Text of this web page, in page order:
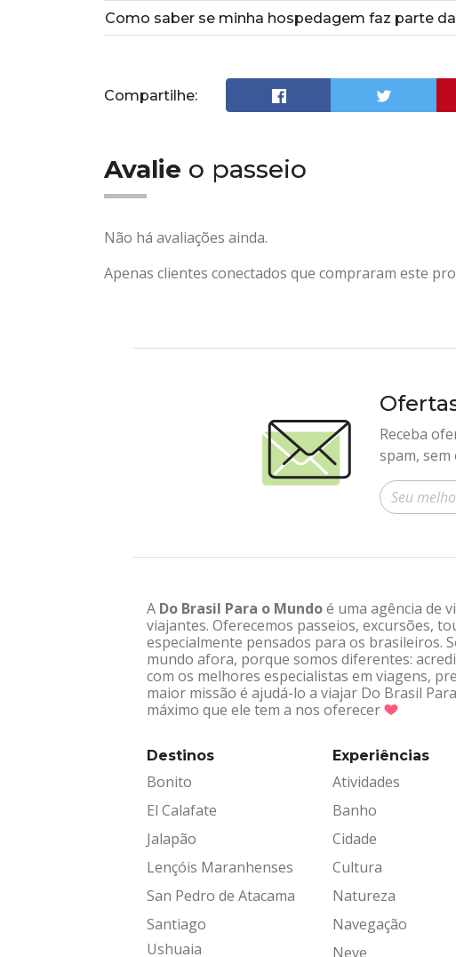
Como saber se minha hospedagem faz parte
Compartilhe:
Avalie o passeio
Não há avaliações ainda.
Apenas clientes conectados que compraram este
Receba
spam,
Insira seu
A Do Brasil Para o Mundoé uma agência de
viajantes. Oferecemos passeios, excursões,
especialmente pensados para os brasileiros.
mundo afora, porque somos diferentes:
com os melhores especialistas em viagens,
maior missão é ajudá-lo a viajar Do Brasil
máximo que ele tem a nos oferecer
Destinos
Bonito
El Calafate
Jalapão
Lençóis Maranhenses
San Pedro de Atacama
Santiago
Ushuaia
Experiências
Atividades
Banho
Cidade
Cultura
Natureza
Navegação
Neve